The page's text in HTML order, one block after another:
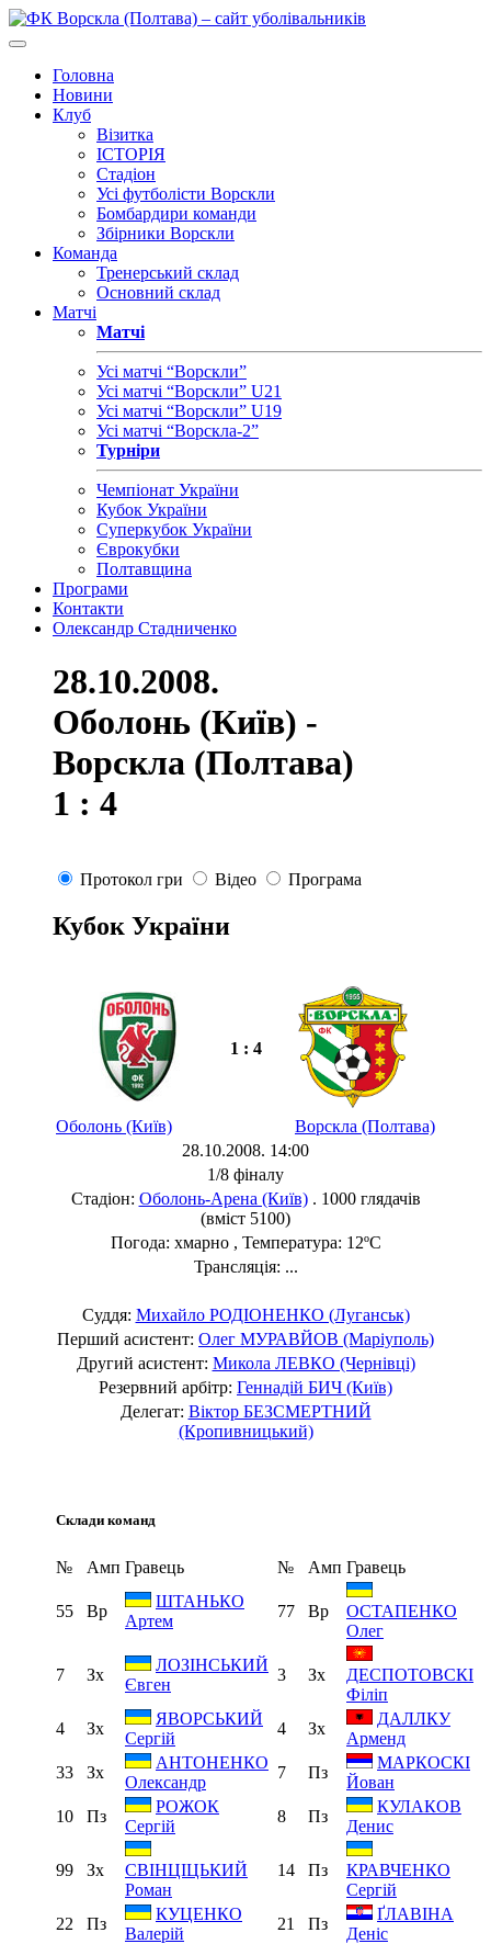
Головна
Новини
Клуб
Візитка
ІСТОРІЯ
Стадіон
Усі футболісти Ворскли
Бомбардири команди
Збірники Ворскли
Команда
Тренерський склад
Основний склад
Матчі
Матчі
Усі матчі “Ворскли”
Усі матчі “Ворскли” U21
Усі матчі “Ворскли” U19
Усі матчі “Ворскла-2”
Турніри
Чемпіонат України
Кубок України
Суперкубок України
Єврокубки
Полтавщина
Програми
Контакти
Олександр Стадниченко
28.10.2008.
Оболонь (Київ) -
Ворскла (Полтава)
1 : 4
Протокол гри Відео Програма
Кубок України
1 : 4
Оболонь (Київ)
Ворскла (Полтава)
28.10.2008. 14:00
1/8 фіналу
Стадіон: Оболонь-Арена (Київ). 1000 глядачів
(вміст 5100)
Погода: хмарно , Температура: 12ºC
Трансляція: ...
Суддя: Михайло РОДІОНЕНКО (Луганськ)
Перший асистент: Олег МУРАВЙОВ (Маріуполь)
Другий асистент: Микола ЛЕВКО (Чернівці)
Резервний арбітр: Геннадій БИЧ (Київ)
Делегат: Віктор БЕЗСМЕРТНИЙ
(Кропивницький)
Склади команд
№ Амп Гравець № Амп Гравець
55 Вр
ШТАНЬКО
Артем
77 Вр
ОСТАПЕНКО
Олег
7 Зх
ЛОЗІНСЬКИЙ
Євген
3 Зх
ДЕСПОТОВСКІ
Філіп
4
Зх
ЯВОРСЬКИЙ
Сергій
4 Зх
ДАЛЛКУ
Арменд
33
Зх
АНТОНЕНКО
Олександр
7 Пз
МАРКОСКІ
Йован
10
Пз
РОЖОК
Сергій
8 Пз
КУЛАКОВ
Денис
99 Зх
СВІНЦІЦЬКИЙ
Роман
14 Пз
КРАВЧЕНКО
Сергій
22
Пз
КУЦЕНКО
Валерій
21 Пз
ҐЛАВІНА
Деніс